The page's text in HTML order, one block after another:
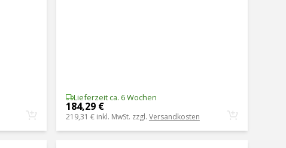
Lieferzeit ca. 6 Wochen
184,29 €
219,31 € inkl. MwSt. zzgl. Versandkosten